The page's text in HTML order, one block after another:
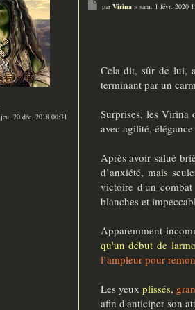
jeu. 20 déc. 2018 00:31
M
parVirina» sam. 1 févr. 2020
Cela dit, sûr de lui,
terminant par un
Surprises, les Virina
avec agilité,
Après avoir salué
d’anxiété, mais
victoire d'un
blanches et
Apparemment
qu'un début de
l’ampleur pour
Les yeux plissés,
afin d'anticiper son